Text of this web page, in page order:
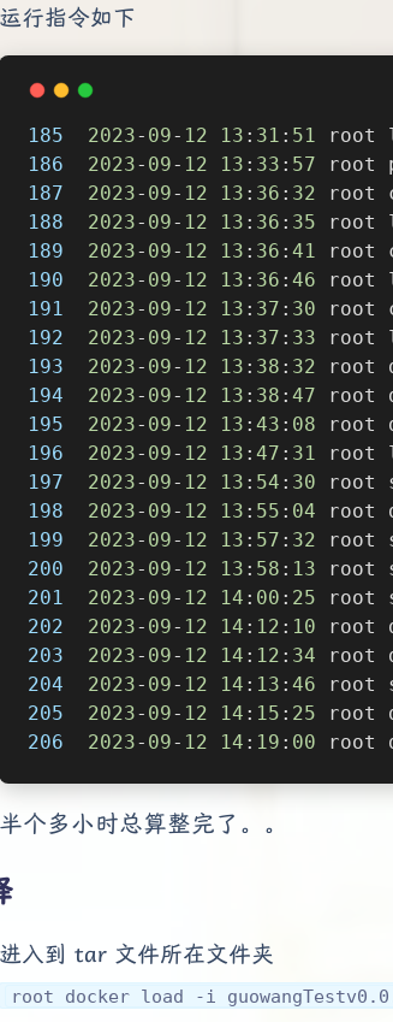
运行指令如下
185 2023- 09- 12 13 : 31 : 51
root
186
2023- 09- 12 13 : 33 : 57 root
187
2023- 09- 12 13 : 36 : 32 root
188
2023- 09- 12 13 : 36 : 35 root
189
2023- 09- 12 13 : 36 : 41
root
190
2023- 09- 12 13 : 36 : 46 root
191
2023- 09- 12 13 : 37 : 30 root
192
2023- 09- 12 13 : 37 : 33 root
193
2023- 09- 12 13 : 38 : 32 root
194
2023- 09- 12 13 : 38 : 47 root
195
2023- 09- 12 13 : 43 : 08 root
196
2023- 09- 12 13 : 47 : 31
root
197
2023- 09- 12 13 : 54 : 30 root
198
2023- 09- 12 13 : 55 : 04 root
199
2023- 09- 12 13 : 57 : 32 root
200
2023- 09- 12 13 : 58 : 13 root
201
2023- 09- 12 14 : 00 : 25 root
202
2023- 09- 12 14 : 12 : 10 root
203
2023- 09- 12 14 : 12 : 34 root
204
2023- 09- 12 14 : 13 : 46 root
205
2023- 09- 12 14 : 15 : 25 root
206
2023- 09- 12 14 : 19 : 00 root
半个多小时总算整完了。。
进入到 tar 文件所在文件夹
root docker load -i